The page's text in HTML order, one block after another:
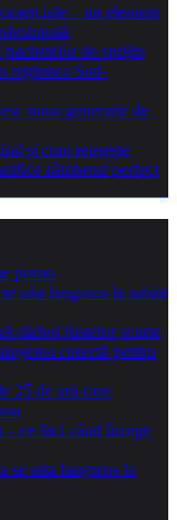
– un element
de sprijin
regiunea Sud-
noua generație de
și cum reușește
zâmbetul perfect
porno
uita languros la iubita
război fustelor scurte
corectă pentru
25 de ani care
– ce faci când începe
se uita languros la